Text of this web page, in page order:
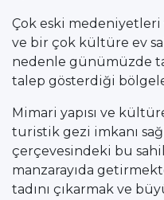
Çok eski medeniyetleri
ve bir çok kültüre ev
nedenle günümüzde
talep gösterdiği
Mimari yapısı ve
turistik gezi imkanı
çerçevesindeki bu
manzarayıda
tadını çıkarmak ve